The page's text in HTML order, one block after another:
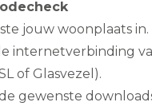
jouw woonplaats in.
internetverbinding
of Glasvezel).
gewenste